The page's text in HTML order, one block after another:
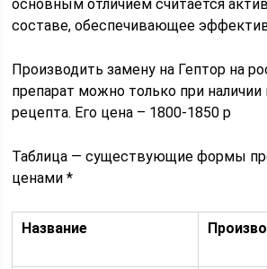
основным отличием считается
составе, обеспечивающее
Производить замену на Гептор на
препарат можно только при наличии
рецепта. Его цена – 1800-1850 р
Таблица — существующие формы
ценами *
Название